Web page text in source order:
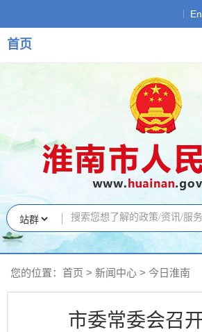
首页
您的位置： 首页 > 新闻中心 > 今日淮南
市委常委会召